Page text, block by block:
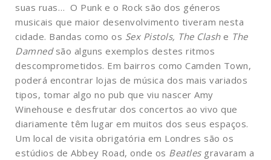
suas ruas… O Punk e o Rock são dos géneros
musicais que maior desenvolvimento tiveram nesta
cidade. Bandas como os Sex Pistols, The Clash e The
Damned são alguns exemplos destes ritmos
descomprometidos. Em bairros como Camden Town,
poderá encontrar lojas de música dos mais variados
tipos, tomar algo no pub que viu nascer Amy
Winehouse e desfrutar dos concertos ao vivo que
diariamente têm lugar em muitos dos seus espaços.
Um local de visita obrigatória em Londres são os
estúdios de Abbey Road, onde os Beatlesgravaram a